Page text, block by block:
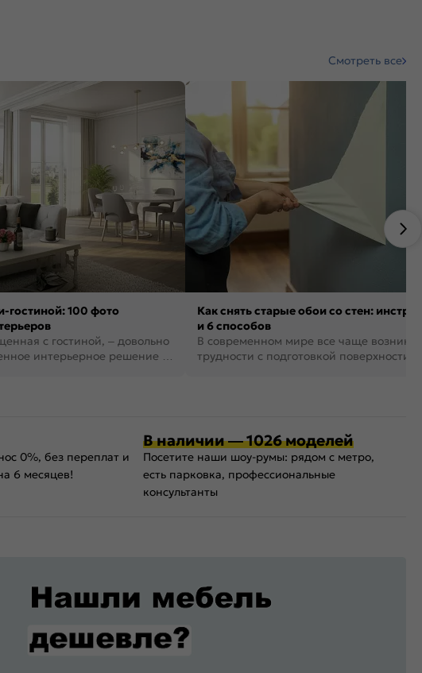
Смотреть все
гостиной: 100 фото
с гостиной, – довольно
интерьерное решение в
Как снять старые обои со стен:
и 6 способов
В современном мире все чаще
трудности с подготовкой поверхности
0%, без переплат и
6 месяцев!
В наличии — 1026 моделей
Посетите наши шоу-румы: рядом с метро,
есть парковка, профессиональные
консультанты